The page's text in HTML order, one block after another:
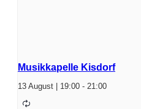
Musikkapelle Kisdorf
13 August | 19:00 - 21:00